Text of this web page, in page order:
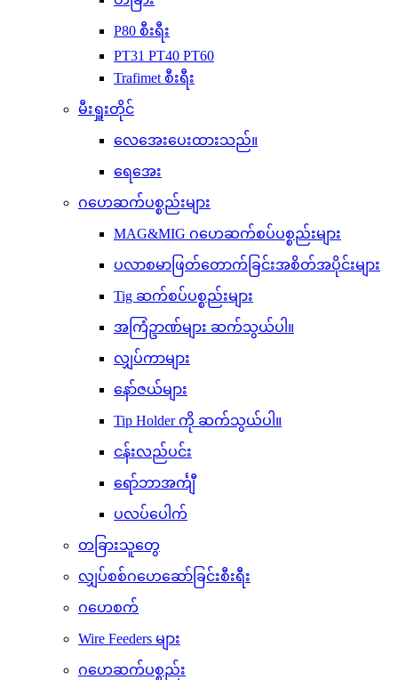
P80 စီးရီး
PT31 PT40 PT60
Trafimet စီးရီး
မီးရှူးတိုင်
လေအေးပေးထားသည်။
ရေအေး
ဂဟေဆက်ပစ္စည်းများ
MAG&MIG ဂဟေဆက်စပ်ပစ္စည်းများ
ပလာစမာဖြတ်တောက်ခြင်းအစိတ်အပိုင်းများ
Tig ဆက်စပ်ပစ္စည်းများ
အကြံဥာဏ်များ ဆက်သွယ်ပါ။
လျှပ်ကာများ
နော်ဇယ်များ
Tip Holder ကို ဆက်သွယ်ပါ။
ငန်းလည်ပင်း
ရော်ဘာအင်္ကျီ
ပလပ်ပေါက်
တခြားသူတွေ
လျှပ်စစ်ဂဟေဆော်ခြင်းစီးရီး
ဂဟေစက်
Wire Feeders များ
ဂဟေဆက်ပစ္စည်း